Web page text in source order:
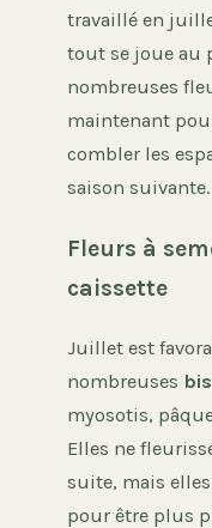
travaillé en
tout se joue au
nombreuses
maintenant
combler les
saison suivante.
Fleurs à
caissette
Juillet est
nombreuses
myosotis,
Elles ne
suite, mais
pour être plus